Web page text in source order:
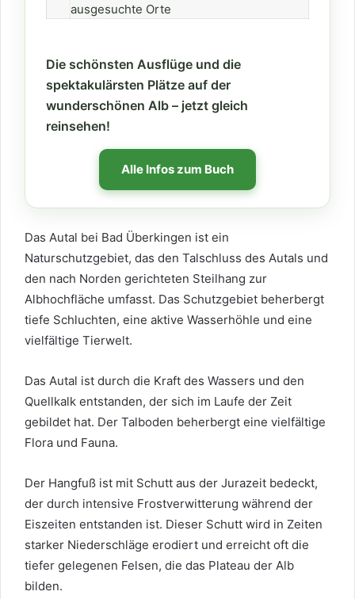
ausgesuchte Orte
Die schönsten Ausflüge und die
spektakulärsten Plätze auf der
wunderschönen Alb – jetzt gleich
reinsehen!
Alle Infos zum Buch
Das Autal bei Bad Überkingen ist ein
Naturschutzgebiet, das den Talschluss des Autals und
den nach Norden gerichteten Steilhang zur
Albhochfläche umfasst. Das Schutzgebiet beherbergt
tiefe Schluchten, eine aktive Wasserhöhle und eine
vielfältige Tierwelt.
Das Autal ist durch die Kraft des Wassers und den
Quellkalk entstanden, der sich im Laufe der Zeit
gebildet hat. Der Talboden beherbergt eine vielfältige
Flora und Fauna.
Der Hangfuß ist mit Schutt aus der Jurazeit bedeckt,
der durch intensive Frostverwitterung während der
Eiszeiten entstanden ist. Dieser Schutt wird in Zeiten
starker Niederschläge erodiert und erreicht oft die
tiefer gelegenen Felsen, die das Plateau der Alb
bilden.